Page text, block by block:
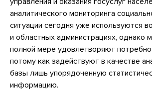
аналитического мониторинга
ситуации сегодня уже используются
и областных администрациях, однако
полной мере удовлетворяют
потому как задействуют в качестве
базы лишь упорядоченную
информацию.